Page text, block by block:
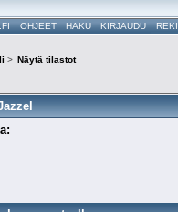
OHJEET HAKU KIRJAUDU
> Näytä tilastot